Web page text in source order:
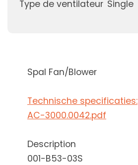
Type de ventilateur Single
Spal Fan/Blower
Technische specificaties:
AC-3000.0042.pdf
Description
001-B53-03S